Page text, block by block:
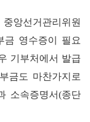
앙선거관리위원
금 영수증이 필요
기부처에서 발급
금도 마찬가지로
소속증명서(종단